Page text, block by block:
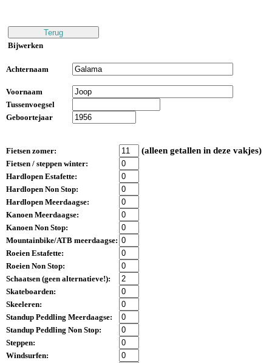
Bijwerken
Achternaam
Voornaam
Tussenvoegsel
Geboortejaar
Fietsen zomer: (alleen getallen in deze vakjes)
Fietsen / steppen winter:
Hardlopen Estafette:
Hardlopen Non Stop:
Hardlopen Meerdaagse:
Kanoen Meerdaagse:
Kanoen Non Stop:
Mountainbike/ATB meerdaagse:
Roeien Estafette:
Roeien Non Stop:
Schaatsen (geen alternatieve!):
Skateboarden:
Skeeleren:
Standup Peddling Meerdaagse:
Standup Peddling Non Stop:
Steppen:
Windsurfen: